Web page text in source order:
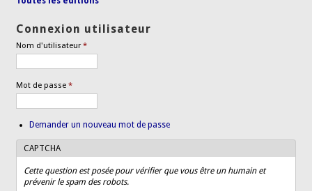
Connexion utilisateur
Nom d'utilisateur*
Mot de passe*
Demander un nouveau mot de passe
CAPTCHA
Cette question est posée pour vérifier que vous être un humain et
prévenir le spam des robots.